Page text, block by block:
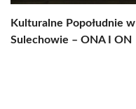
Kulturalne Popołudnie w
Sulechowie – ONA I ON